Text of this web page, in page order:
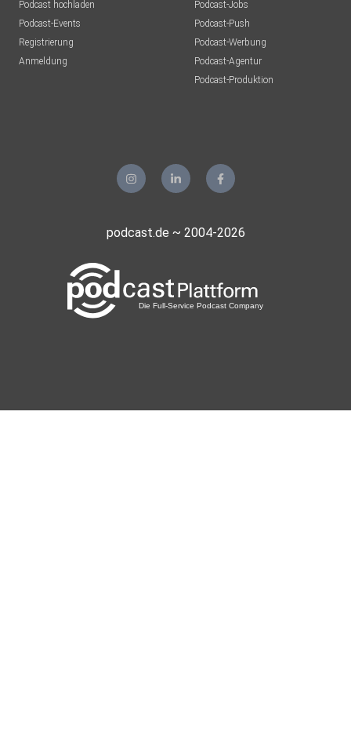
Podcast hochladen
Podcast-Events
Registrierung
Anmeldung
Podcast-Jobs
Podcast-Push
Podcast-Werbung
Podcast-Agentur
Podcast-Produktion
podcast.de ~ 2004-2026